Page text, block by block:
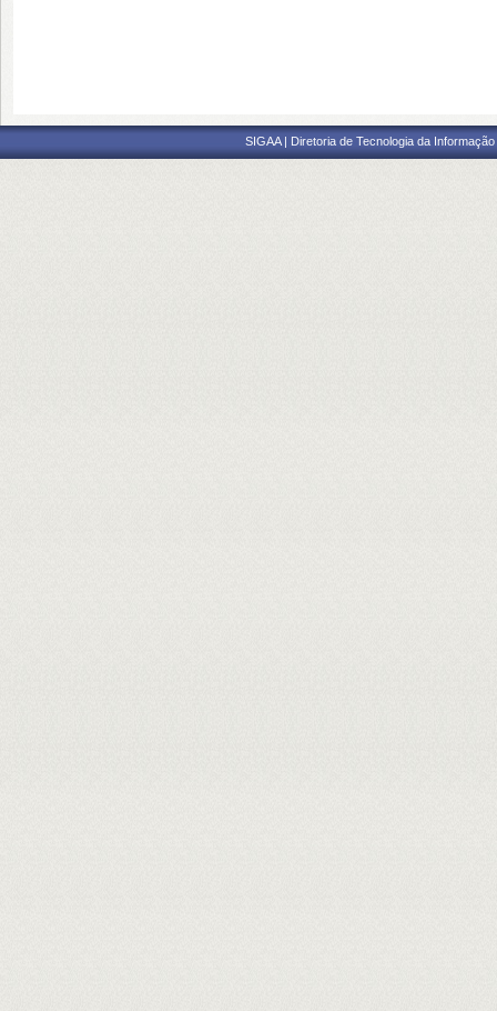
SIGAA | Diretoria de Tecnologia da